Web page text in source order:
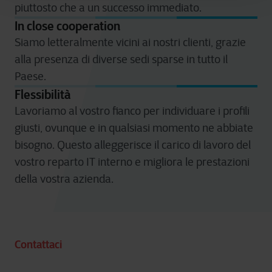
piuttosto che a un successo immediato.
In close cooperation
Siamo letteralmente vicini ai nostri clienti, grazie
alla presenza di diverse sedi sparse in tutto il
Paese.
Flessibilità
Lavoriamo al vostro fianco per individuare i profili
giusti, ovunque e in qualsiasi momento ne abbiate
bisogno. Questo alleggerisce il carico di lavoro del
vostro reparto IT interno e migliora le prestazioni
della vostra azienda.
Contattaci